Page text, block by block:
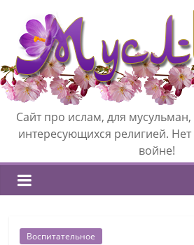
Сайт про ислам, для
интересующихся религией.
войне!
Воспитательное